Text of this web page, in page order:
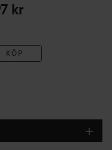
kr
KÖP